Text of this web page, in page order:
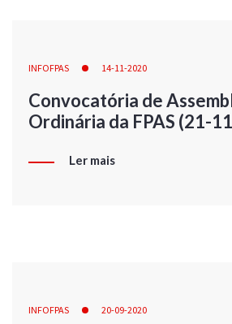
INFOFPAS 14-11-2020
Convocatória de
Ordinária da FPAS (21-
Ler mais
INFOFPAS 20-09-2020